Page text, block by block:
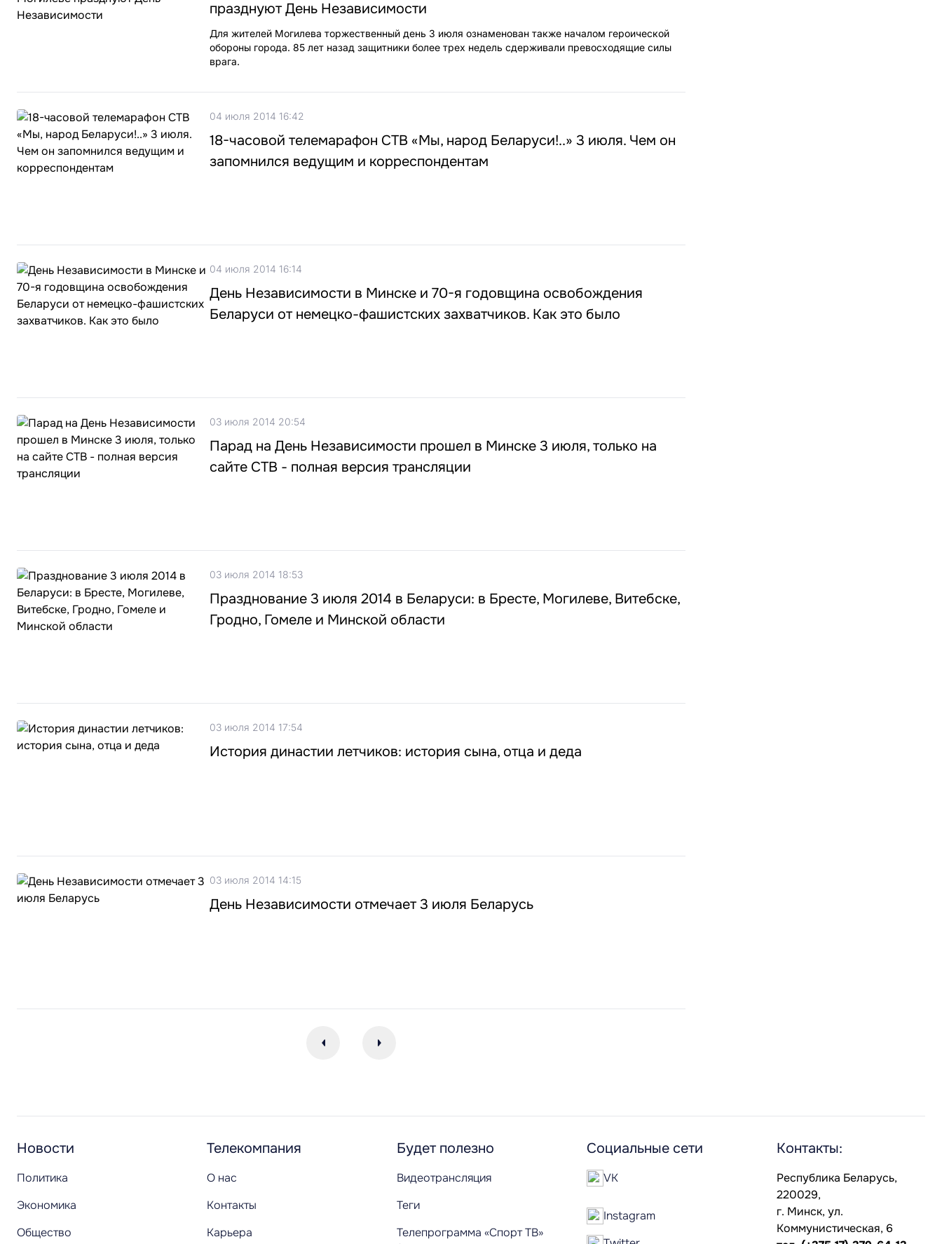
празднуют День Независимости
Для жителей Могилева торжественный день 3 июля ознаменован также началом героической
обороны города. 85 лет назад защитники более трех недель сдерживали превосходящие силы
врага.
04 июля 2014 16:42
18-часовой телемарафон СТВ «Мы, народ Беларуси!..» 3 июля. Чем он
запомнился ведущим и корреспондентам
04 июля 2014 16:14
День Независимости в Минске и 70-я годовщина освобождения
Беларуси от немецко-фашистских захватчиков. Как это было
03 июля 2014 20:54
Парад на День Независимости прошел в Минске 3 июля, только на
сайте СТВ - полная версия трансляции
03 июля 2014 18:53
Празднование 3 июля 2014 в Беларуси: в Бресте, Могилеве, Витебске,
Гродно, Гомеле и Минской области
03 июля 2014 17:54
История династии летчиков: история сына, отца и деда
03 июля 2014 14:15
День Независимости отмечает 3 июля Беларусь
Новости
Политика
Экономика
Общество
Телекомпания
О нас
Контакты
Карьера
Будет полезно
Видеотрансляция
Теги
Телепрограмма «Спорт ТВ»
Социальные сети
VK
Instagram
Контакты:
Республика Беларусь,
220029,
г. Минск, ул.
Коммунистическая, 6